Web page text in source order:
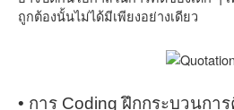
ถูกต้องนั้นไม่ได้มีเพียงอย่างเดียว
• การ Coding ฝึกกระบวนกา